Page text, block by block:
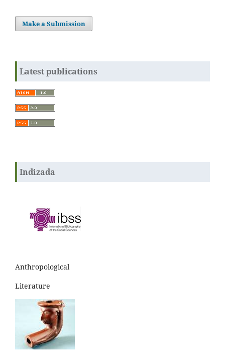
Make a Submission
Latest publications
Indizada
Anthropological
Literature